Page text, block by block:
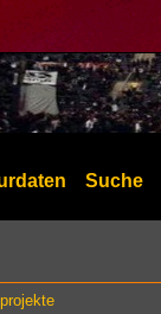
Suche